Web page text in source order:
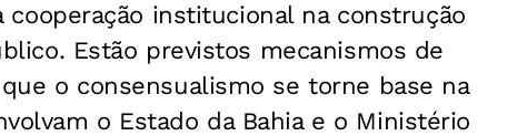
cooperação institucional na construção
Estão previstos mecanismos de
o consensualismo se torne base na
o Estado da Bahia e o Ministério